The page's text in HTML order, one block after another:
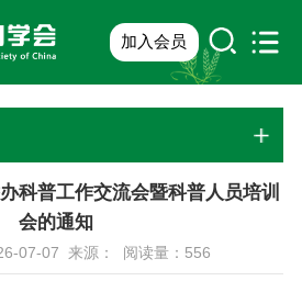
加入会员
科普工作交流会暨科普人员培训
会的通知
07-07 来源： 阅读量： 556